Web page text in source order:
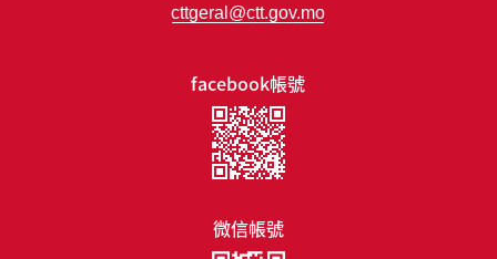
facebook帳號
微信帳號
cttgeral@ctt.gov.mo